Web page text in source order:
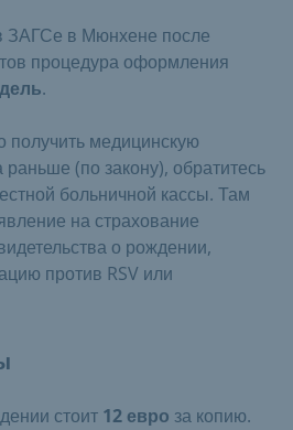
ЗАГСе в Мюнхене после
процедура оформления
.
медицинскую
раньше (по закону), обратитесь
больничной кассы. Там
на страхование
о рождении,
против RSV или
стоит 12 евро за копию.